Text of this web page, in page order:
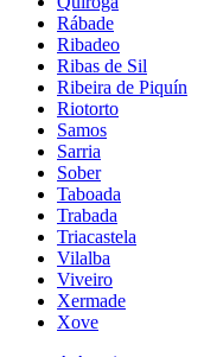
Rábade
Ribadeo
Ribas de Sil
Ribeira de Piquín
Riotorto
Samos
Sarria
Sober
Taboada
Trabada
Triacastela
Vilalba
Viveiro
Xermade
Xove